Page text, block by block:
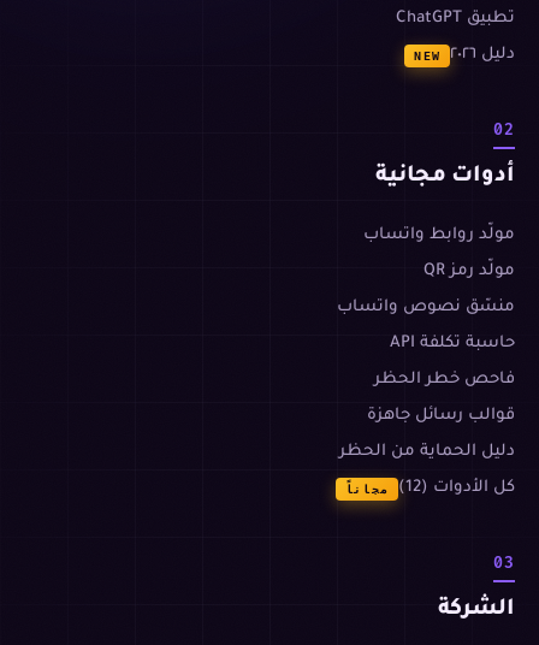
تطبيق ChatGPT
دليل ٢٠٢٦
NEW
02
أدوات مجانية
مولّد روابط واتساب
مولّد رمز QR
منسّق نصوص واتساب
حاسبة تكلفة API
فاحص خطر الحظر
قوالب رسائل جاهزة
دليل الحماية من الحظر
كل الأدوات (12)
مجاناً
03
الشركة